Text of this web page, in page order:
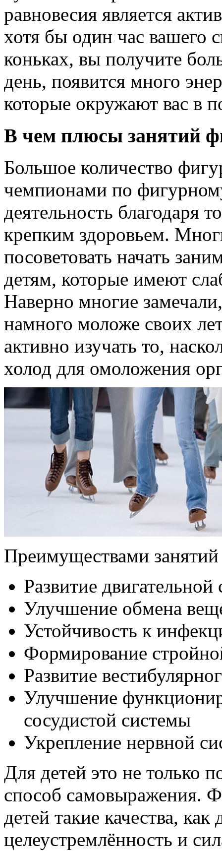
равновесия является
хотя бы один час вашего
коньках, вы получите
день, появится много
которые окружают вас в
В чем плюсы занятий
Большое количество
чемпионами по
деятельность благодаря
крепким здоровьем.
посоветовать начать
детям, которые имеют
Наверно многие
намного моложе своих
активно изучать то,
холод для омоложения
Преимуществами
Развитие
Улучшение обмена
Устойчивость к
Формирование
Развитие
Улучшение
сосудистой системы
Укрепление нервной
Для детей это не только
способ самовыражения.
детей такие качества,
целеустремлённость и